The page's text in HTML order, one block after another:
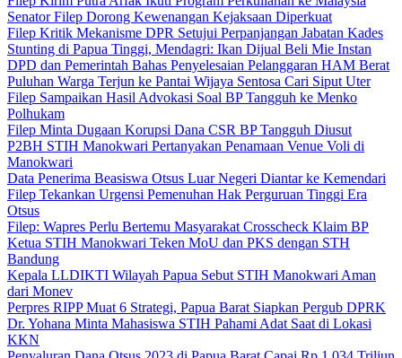
Senator Filep Dorong Kewenangan Kejaksaan Diperkuat
Filep Kritik Mekanisme DPR Setujui Perpanjangan Jabatan Kades
Stunting di Papua Tinggi, Mendagri: Ikan Dijual Beli Mie Instan
DPD dan Pemerintah Bahas Penyelesaian Pelanggaran HAM Berat
Puluhan Warga Terjun ke Pantai Wijaya Sentosa Cari Siput Uter
Filep Sampaikan Hasil Advokasi Soal BP Tangguh ke Menko
Polhukam
Filep Minta Dugaan Korupsi Dana CSR BP Tangguh Diusut
P2BH STIH Manokwari Pertanyakan Penamaan Venue Voli di
Manokwari
Data Penerima Beasiswa Otsus Luar Negeri Diantar ke Kemendari
Filep Tekankan Urgensi Pemenuhan Hak Perguruan Tinggi Era
Otsus
Filep: Wapres Perlu Bertemu Masyarakat Crosscheck Klaim BP
Ketua STIH Manokwari Teken MoU dan PKS dengan STH
Bandung
Kepala LLDIKTI Wilayah Papua Sebut STIH Manokwari Aman
dari Monev
Perpres RIPP Muat 6 Strategi, Papua Barat Siapkan Pergub DPRK
Dr. Yohana Minta Mahasiswa STIH Pahami Adat Saat di Lokasi
KKN